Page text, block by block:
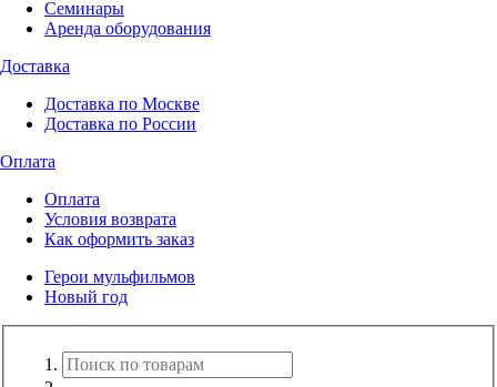
Семинары
Аренда оборудования
Доставка
Доставка по Москве
Доставка по России
Оплата
Оплата
Условия возврата
Как оформить заказ
Герои мульфильмов
Новый год